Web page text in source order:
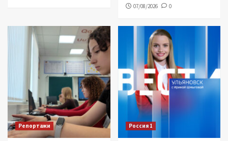
07/08/2026 0
Репортажи Россия 1